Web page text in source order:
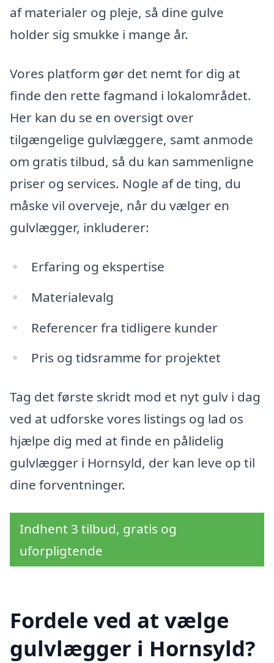
af materialer og pleje, så dine gulve
holder sig smukke i mange år.
Vores platform gør det nemt for dig at
finde den rette fagmand i lokalområdet.
Her kan du se en oversigt over
tilgængelige gulvlæggere, samt anmode
om gratis tilbud, så du kan sammenligne
priser og services. Nogle af de ting, du
måske vil overveje, når du vælger en
gulvlægger, inkluderer:
Erfaring og ekspertise
Materialevalg
Referencer fra tidligere kunder
Pris og tidsramme for projektet
Tag det første skridt mod et nyt gulv i dag
ved at udforske vores listings og lad os
hjælpe dig med at finde en pålidelig
gulvlægger i Hornsyld, der kan leve op til
dine forventninger.
Indhent 3 tilbud, gratis og
uforpligtende
Fordele ved at vælge
gulvlægger i Hornsyld?